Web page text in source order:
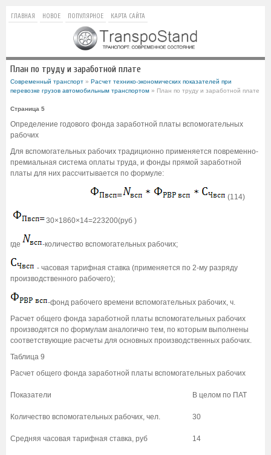
ГЛАВНАЯ НОВОЕ ПОПУЛЯРНОЕ КАРТА САЙТА
План по труду и заработной плате
Современный транспорт » Расчет технико-экономических показателей при
перевозке грузов автомобильным транспортом » План по труду и заработной плате
Страница 5
Определение годового фонда заработной платы вспомогательных
рабочих
Для вспомогательных рабочих традиционно применяется повременно-
премиальная система оплаты труда, и фонды прямой заработной
платы для них рассчитывается по формуле:
(114)
30×1860×14=223200(руб )
где -количество вспомогательных рабочих;
- часовая тарифная ставка (применяется по 2-му разряду
производственного рабочего);
-фонд рабочего времени вспомогательных рабочих, ч.
Расчет общего фонда заработной платы вспомогательных рабочих
производятся по формулам аналогично тем, по которым выполнены
соответствующие расчеты для основных производственных рабочих.
Таблица 9
Расчет общего фонда заработной платы вспомогательных рабочих
Показатели В целом по ПАТ
Количество вспомогательных рабочих, чел. 30
Средняя часовая тарифная ставка, руб 14